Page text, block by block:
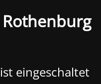
eingeschaltet